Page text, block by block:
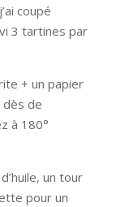
coupé
3 tartines par
+ un papier
dès de
à 180°
un tour
pour un